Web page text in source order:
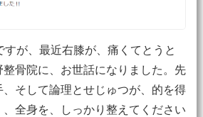
が、最近右膝が、痛くてとうと
整骨院に、お世話になりました。先
そして論理とせじゅつが、的を得
全身を、しっかり整えてください